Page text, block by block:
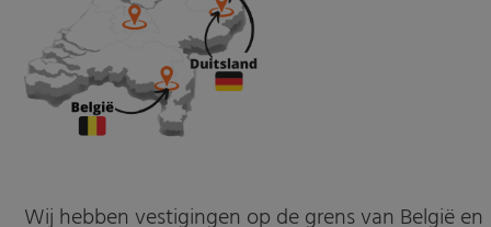
Wij hebben vestigingen op de grens van België en